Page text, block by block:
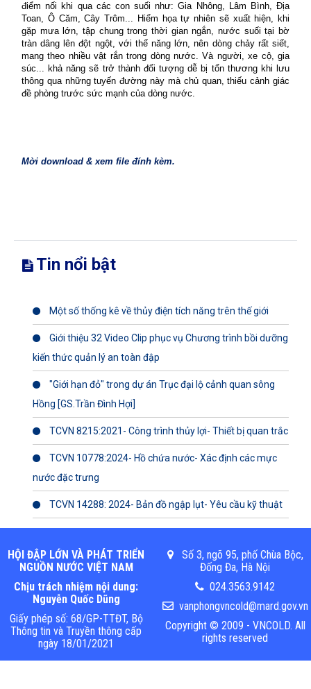
điểm nối khi qua các con suối như: Gia Nhông, Lâm Bình, Địa
Toan, Ô Căm, Cây Trôm... Hiểm họa tự nhiên sẽ xuất hiện, khi
gặp mưa lớn, tập chung trong thời gian ngắn, nước suối tại bờ
tràn dâng lên đột ngột, với thế năng lớn, nên dòng chảy rất siết,
mang theo nhiều vật rắn trong dòng nước. Và người, xe cộ, gia
súc... khả năng sẽ trở thành đối tượng dễ bị tổn thương khi lưu
thông qua những tuyến đường này mà chủ quan, thiếu cảnh giác
đề phòng trước sức mạnh của dòng nước.
Mời download & xem file đính kèm.
Tin nổi bật
Một số thống kê về thủy điện tích năng trên thế giới
Giới thiệu 32 Video Clip phục vụ Chương trình bồi dưỡng
kiến thức quản lý an toàn đập
"Giới hạn đỏ" trong dự án Trục đại lộ cảnh quan sông
Hồng [GS.Trần Đình Hợi]
TCVN 8215:2021- Công trình thủy lợi- Thiết bị quan trắc
TCVN 10778:2024- Hồ chứa nước- Xác định các mực
nước đặc trưng
TCVN 14288: 2024- Bản đồ ngập lụt- Yêu cầu kỹ thuật
HỘI ĐẬP LỚN VÀ PHÁT TRIỂN
NGUỒN NƯỚC VIỆT NAM
Chịu trách nhiệm nội dung:
Nguyễn Quốc Dũng
Giấy phép số: 68/GP-TTĐT, Bộ
Thông tin và Truyền thông cấp
ngày 18/01/2021
Số 3, ngõ 95, phố Chùa Bộc,
Đống Đa, Hà Nội
024.3563.9142
vanphongvncold@mard.gov.vn
Copyright © 2009 - VNCOLD. All
rights reserved